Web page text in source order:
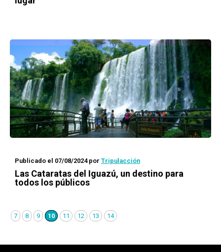
Publicado el 07/08/2024por Tripulacción
Las Cataratas del Iguazú, un destino para
todos los públicos
7 8 9 10 11 12 13 14